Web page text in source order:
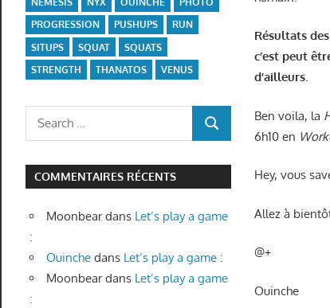
Résultats
c’est peut
d’ailleurs.
Ben voila, la
6h10 en
Hey, vous
Allez à
@+
Ouinche
PROGRESSION
PUSHUPS
RUN
SITUPS
SQUAT
SQUATS
STRENGTH
THANATOS VENUS
Search
SEARCH
COMMENTAIRES RÉCENTS
Moonbeardans Let’s play a game
:
Ouinchedans Let’s play a game :
Moonbeardans Let’s play a game
: